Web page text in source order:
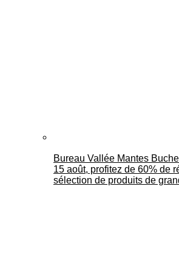
Bureau Vallée Mantes
15 août, profitez de 60% de
sélection de produits de